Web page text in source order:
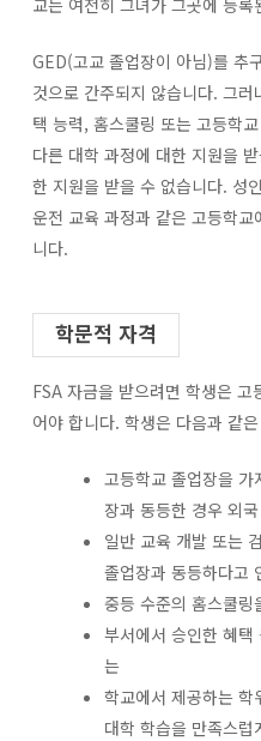
교는 여전히 그녀가 그곳에 등
GED(고교 졸업장이 아님)를 추
것으로 간주되지 않습니다. 그
택 능력, 홈스쿨링 또는 고등학
다른 대학 과정에 대한 지원을
한 지원을 받을 수 없습니다. 성
운전 교육 과정과 같은 고등학
니다.
학문적 자격
FSA 자금을 받으려면 학생은
어야 합니다. 학생은 다음과 같
고등학교 졸업장을 가
장과 동등한 경우 외
일반 교육 개발 또는
졸업장과 동등하다고
중등 수준의 홈스쿨링
부서에서 승인한 혜
는
학교에서 제공하는 학
대학 학습을 만족스럽